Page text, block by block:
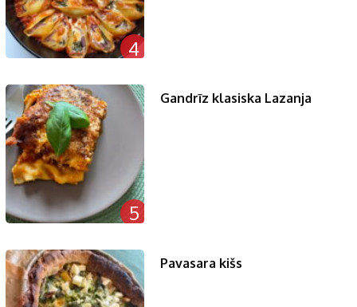
4
5
Gandrīz klasiska Lazanja
Pavasara kišs